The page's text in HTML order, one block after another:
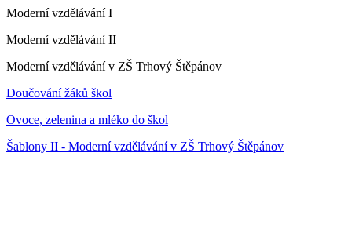
Moderní vzdělávání I
Moderní vzdělávání II
Moderní vzdělávání v ZŠ Trhový Štěpánov
Doučování žáků škol
Ovoce, zelenina a mléko do škol
Šablony II - Moderní vzdělávání v ZŠ Trhový Štěpánov